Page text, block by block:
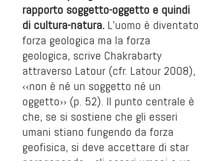
rapporto soggetto-oggetto e quindi
di cultura-natura.L’uomo è diventato
forza geologica ma la forza
geologica, scrive Chakrabarty
attraverso Latour (cfr. Latour 2008),
‹‹non è né un soggetto né un
oggetto›› (p. 52). Il punto centrale è
che, se si sostiene che gli esseri
umani stiano fungendo da forza
geofisica, si deve accettare di star